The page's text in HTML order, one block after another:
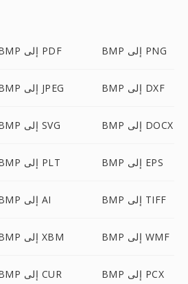
BMP إلى PDF BMP إلى PNG
BMP إلى JPEG BMP إلى DXF
BMP إلى SVG BMP إلى DOCX
BMP إلى PLT BMP إلى EPS
BMP إلى AI BMP إلى TIFF
BMP إلى XBM BMP إلى WMF
BMP إلى CUR BMP إلى PCX